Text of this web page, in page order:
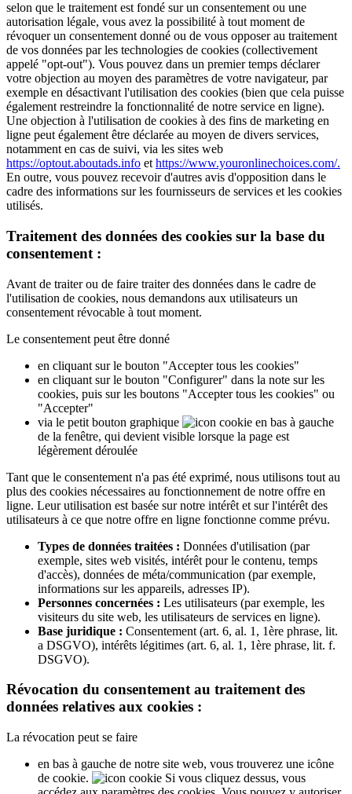
selon que le traitement est fondé sur un consentement ou une
autorisation légale, vous avez la possibilité à tout moment de
révoquer un consentement donné ou de vous opposer au traitement
de vos données par les technologies de cookies (collectivement
appelé "opt-out"). Vous pouvez dans un premier temps déclarer
votre objection au moyen des paramètres de votre navigateur, par
exemple en désactivant l'utilisation des cookies (bien que cela puisse
également restreindre la fonctionnalité de notre service en ligne).
Une objection à l'utilisation de cookies à des fins de marketing en
ligne peut également être déclarée au moyen de divers services,
notamment en cas de suivi, via les sites web
https://optout.aboutads.info et https://www.youronlinechoices.com/.
En outre, vous pouvez recevoir d'autres avis d'opposition dans le
cadre des informations sur les fournisseurs de services et les cookies
utilisés.
Traitement des données des cookies sur la base du
consentement :
Avant de traiter ou de faire traiter des données dans le cadre de
l'utilisation de cookies, nous demandons aux utilisateurs un
consentement révocable à tout moment.
Le consentement peut être donné
en cliquant sur le bouton "Accepter tous les cookies"
en cliquant sur le bouton "Configurer" dans la note sur les
cookies, puis sur les boutons "Accepter tous les cookies" ou
"Accepter"
via le petit bouton graphique
en bas à gauche
de la fenêtre, qui devient visible lorsque la page est
légèrement déroulée
Tant que le consentement n'a pas été exprimé, nous utilisons tout au
plus des cookies nécessaires au fonctionnement de notre offre en
ligne. Leur utilisation est basée sur notre intérêt et sur l'intérêt des
utilisateurs à ce que notre offre en ligne fonctionne comme prévu.
Types de données traitées : Données d'utilisation (par
exemple, sites web visités, intérêt pour le contenu, temps
d'accès), données de méta/communication (par exemple,
informations sur les appareils, adresses IP).
Personnes concernées : Les utilisateurs (par exemple, les
visiteurs du site web, les utilisateurs de services en ligne).
Base juridique : Consentement (art. 6, al. 1, 1ère phrase, lit.
a DSGVO), intérêts légitimes (art. 6, al. 1, 1ère phrase, lit. f.
DSGVO).
Révocation du consentement au traitement des
données relatives aux cookies :
La révocation peut se faire
en bas à gauche de notre site web, vous trouverez une icône
de cookie.
Si vous cliquez dessus, vous